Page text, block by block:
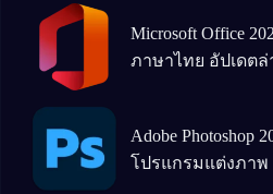
Microsoft Office
ภาษาไทย อัปเดตล่
Adobe Photoshop
โปรแกรมแต่งภาพ